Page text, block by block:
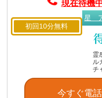
現在待機
初回10分無料
星
霊
ル
チ
今すぐ電